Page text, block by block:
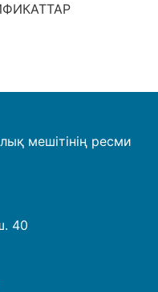
мешітінің ресми
40